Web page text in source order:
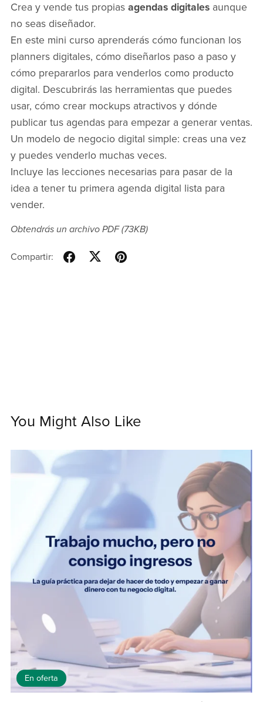
Crea y vende tus propias agendas digitalesaunque
no seas diseñador.
En este mini curso aprenderás cómo funcionan los
planners digitales, cómo diseñarlos paso a paso y
cómo prepararlos para venderlos como producto
digital. Descubrirás las herramientas que puedes
usar, cómo crear mockups atractivos y dónde
publicar tus agendas para empezar a generar ventas.
Un modelo de negocio digital simple: creas una vez
y puedes venderlo muchas veces.
Incluye las lecciones necesarias para pasar de la
idea a tener tu primera agenda digital lista para
vender.
Obtendrás un archivo PDF(73KB)
Compartir:
You Might Also Like
En oferta